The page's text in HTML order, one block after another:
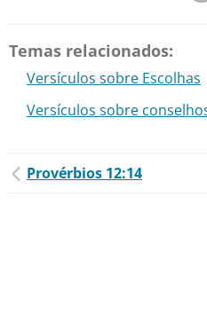
Temas relacionados:
Versículos sobre Escolhas
Versículos sobre
Provérbios 12:14